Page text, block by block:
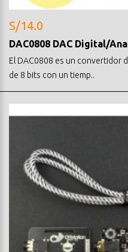
S/14.0
DAC0808 DAC Digital/
El DAC0808 es un convertidor
de 8 bits con un tiemp..